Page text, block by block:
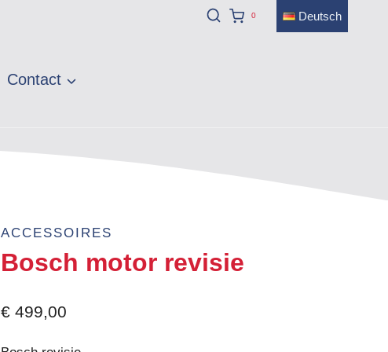
0 Deutsch
Contact
ACCESSOIRES
Bosch motor revisie
€ 499,00